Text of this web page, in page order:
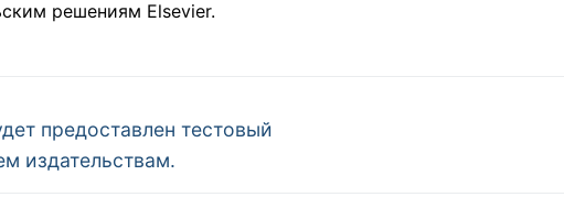
решениям Elsevier.
предоставлен тестовый
издательствам.